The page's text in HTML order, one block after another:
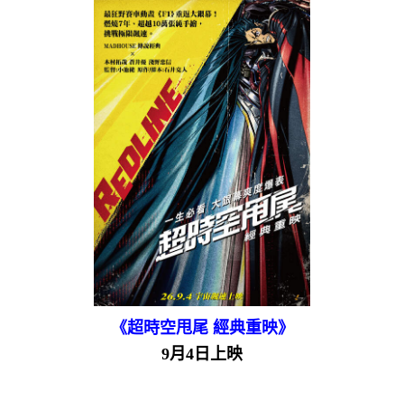
《超時空甩尾 經典重映》
9月4日上映